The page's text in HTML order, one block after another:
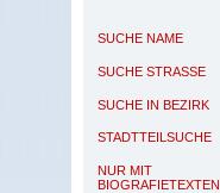
SUCHE NAME
SUCHE STRASSE
SUCHE IN BEZIRK
STADTTEILSUCHE
NUR MIT
BIOGRAFIETEXTEN